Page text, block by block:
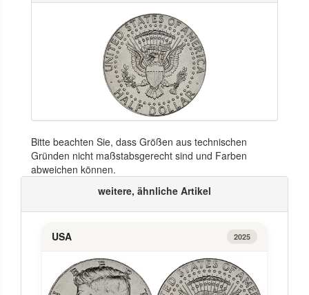
Bitte beachten Sie, dass Größen aus technischen
Gründen nicht maßstabsgerecht sind und Farben
abweichen können.
weitere, ähnliche Artikel
USA 2025